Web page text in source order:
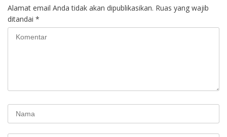
Alamat email Anda tidak akan dipublikasikan. Ruas yang wajib
ditandai *